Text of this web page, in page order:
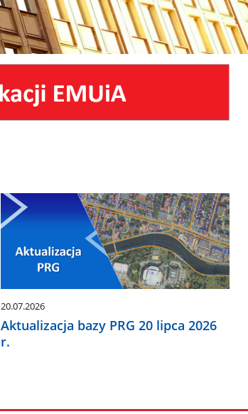
20.07.2026
Aktualizacja bazy PRG 20 lipca 2026
r.